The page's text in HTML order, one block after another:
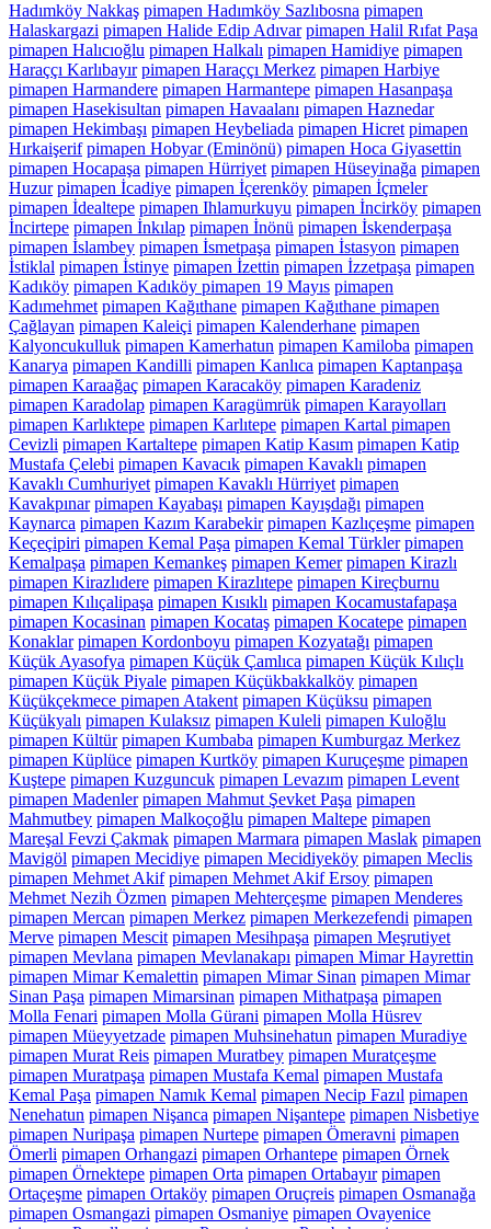
Hadımköy Nakkaş pimapen Hadımköy Sazlıbosna pimapen
Halaskargazi pimapen Halide Edip Adıvar pimapen Halil Rıfat Paşa
pimapen Halıcıoğlu pimapen Halkalı pimapen Hamidiye pimapen
Haraççı Karlıbayır pimapen Haraççı Merkez pimapen Harbiye
pimapen Harmandere pimapen Harmantepe pimapen Hasanpaşa
pimapen Hasekisultan pimapen Havaalanı pimapen Haznedar
pimapen Hekimbaşı pimapen Heybeliada pimapen Hicret pimapen
Hırkaişerif pimapen Hobyar (Eminönü) pimapen Hoca Giyasettin
pimapen Hocapaşa pimapen Hürriyet pimapen Hüseyinağa pimapen
Huzur pimapen İcadiye pimapen İçerenköy pimapen İçmeler
pimapen İdealtepe pimapen Ihlamurkuyu pimapen İncirköy pimapen
İncirtepe pimapen İnkılap pimapen İnönü pimapen İskenderpaşa
pimapen İslambey pimapen İsmetpaşa pimapen İstasyon pimapen
İstiklal pimapen İstinye pimapen İzettin pimapen İzzetpaşa pimapen
Kadıköy pimapen Kadıköy pimapen 19 Mayıs pimapen
Kadımehmet pimapen Kağıthane pimapen Kağıthane pimapen
Çağlayan pimapen Kaleiçi pimapen Kalenderhane pimapen
Kalyoncukulluk pimapen Kamerhatun pimapen Kamiloba pimapen
Kanarya pimapen Kandilli pimapen Kanlıca pimapen Kaptanpaşa
pimapen Karaağaç pimapen Karacaköy pimapen Karadeniz
pimapen Karadolap pimapen Karagümrük pimapen Karayolları
pimapen Karlıktepe pimapen Karlıtepe pimapen Kartal pimapen
Cevizli pimapen Kartaltepe pimapen Katip Kasım pimapen Katip
Mustafa Çelebi pimapen Kavacık pimapen Kavaklı pimapen
Kavaklı Cumhuriyet pimapen Kavaklı Hürriyet pimapen
Kavakpınar pimapen Kayabaşı pimapen Kayışdağı pimapen
Kaynarca pimapen Kazım Karabekir pimapen Kazlıçeşme pimapen
Keçeçipiri pimapen Kemal Paşa pimapen Kemal Türkler pimapen
Kemalpaşa pimapen Kemankeş pimapen Kemer pimapen Kirazlı
pimapen Kirazlıdere pimapen Kirazlıtepe pimapen Kireçburnu
pimapen Kılıçalipaşa pimapen Kısıklı pimapen Kocamustafapaşa
pimapen Kocasinan pimapen Kocataş pimapen Kocatepe pimapen
Konaklar pimapen Kordonboyu pimapen Kozyatağı pimapen
Küçük Ayasofya pimapen Küçük Çamlıca pimapen Küçük Kılıçlı
pimapen Küçük Piyale pimapen Küçükbakkalköy pimapen
Küçükçekmece pimapen Atakent pimapen Küçüksu pimapen
Küçükyalı pimapen Kulaksız pimapen Kuleli pimapen Kuloğlu
pimapen Kültür pimapen Kumbaba pimapen Kumburgaz Merkez
pimapen Küplüce pimapen Kurtköy pimapen Kuruçeşme pimapen
Kuştepe pimapen Kuzguncuk pimapen Levazım pimapen Levent
pimapen Madenler pimapen Mahmut Şevket Paşa pimapen
Mahmutbey pimapen Malkoçoğlu pimapen Maltepe pimapen
Mareşal Fevzi Çakmak pimapen Marmara pimapen Maslak pimapen
Mavigöl pimapen Mecidiye pimapen Mecidiyeköy pimapen Meclis
pimapen Mehmet Akif pimapen Mehmet Akif Ersoy pimapen
Mehmet Nezih Özmen pimapen Mehterçeşme pimapen Menderes
pimapen Mercan pimapen Merkez pimapen Merkezefendi pimapen
Merve pimapen Mescit pimapen Mesihpaşa pimapen Meşrutiyet
pimapen Mevlana pimapen Mevlanakapı pimapen Mimar Hayrettin
pimapen Mimar Kemalettin pimapen Mimar Sinan pimapen Mimar
Sinan Paşa pimapen Mimarsinan pimapen Mithatpaşa pimapen
Molla Fenari pimapen Molla Gürani pimapen Molla Hüsrev
pimapen Müeyyetzade pimapen Muhsinehatun pimapen Muradiye
pimapen Murat Reis pimapen Muratbey pimapen Muratçeşme
pimapen Muratpaşa pimapen Mustafa Kemal pimapen Mustafa
Kemal Paşa pimapen Namık Kemal pimapen Necip Fazıl pimapen
Nenehatun pimapen Nişanca pimapen Nişantepe pimapen Nisbetiye
pimapen Nuripaşa pimapen Nurtepe pimapen Ömeravni pimapen
Ömerli pimapen Orhangazi pimapen Orhantepe pimapen Örnek
pimapen Örnektepe pimapen Orta pimapen Ortabayır pimapen
Ortaçeşme pimapen Ortaköy pimapen Oruçreis pimapen Osmanağa
pimapen Osmangazi pimapen Osmaniye pimapen Ovayenice